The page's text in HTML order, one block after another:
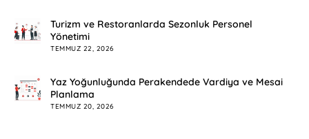
Turizm ve Restoranlarda Sezonluk Personel
Yönetimi
TEMMUZ 22, 2026
Yaz Yoğunluğunda Perakendede Vardiya ve Mesai
Planlama
TEMMUZ 20, 2026